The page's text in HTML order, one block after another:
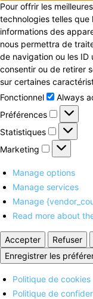
Pour offrir les
technologies telles
informations des
nous permettra de
de navigation ou les ID
consentir ou de retirer
sur certaines
Fonctionnel
Always
Préférences
Statistiques
Marketing
Marketing
Manage options
Manage services
Manage
Read more about
Accepter Refuser
Enregistrer les
Politique de cookies
Politique de